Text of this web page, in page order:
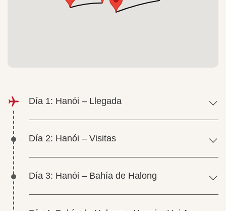
Día 1: Hanói – Llegada
Día 2: Hanói – Visitas
Día 3: Hanói – Bahía de Halong